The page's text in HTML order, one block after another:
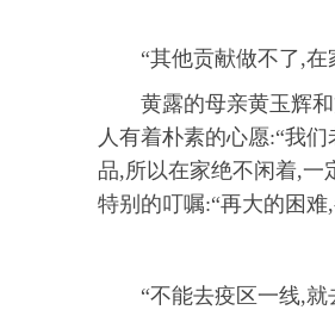
“其他贡献做不了,
黄露的母亲黄玉辉
人有着朴素的心愿:“我
品,所以在家绝不闲着,一
特别的叮嘱:“再大的困
“不能去疫区一线,